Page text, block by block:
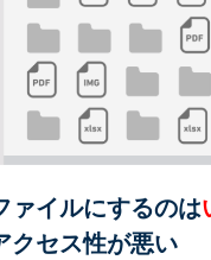
ァイルにするのは
クセス性が悪い